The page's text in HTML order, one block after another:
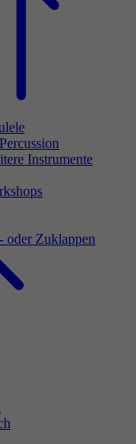
Instrumente
oder Zuklappen